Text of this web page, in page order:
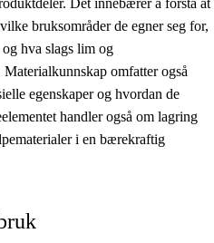
Det innebærer å forstå at
bruksområder de egner seg for,
hva slags lim og
omfatter også
egenskaper og hvordan de
handler også om lagring
i en bærekraftig